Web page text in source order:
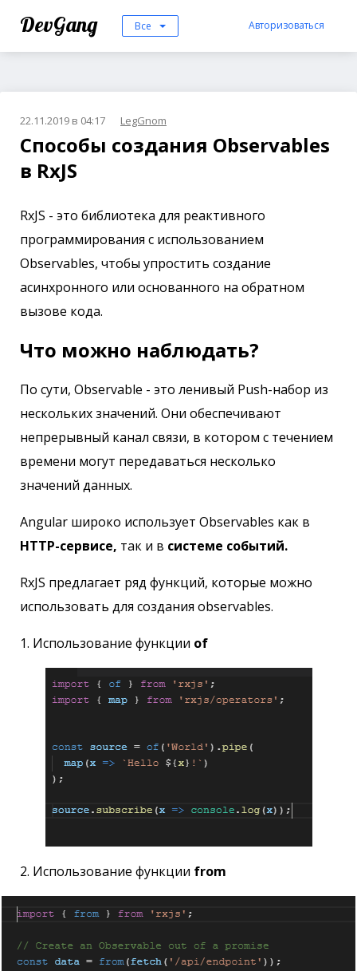
DevGang Все Авторизоваться
22.11.2019 в 04:17 LegGnom
Способы создания Observables
в RxJS
RxJS - это библиотека для реактивного
программирования с использованием
Observables, чтобы упростить создание
асинхронного или основанного на обратном
вызове кода.
Что можно наблюдать?
По сути, Observable - это ленивый Push-набор из
нескольких значений. Они обеспечивают
непрерывный канал связи, в котором с течением
времени могут передаваться несколько
значений данных.
Angular широко использует Observables как в
HTTP-сервисе, так и в системе событий.
RxJS предлагает ряд функций, которые можно
использовать для создания observables.
1. Использование функции of
2. Использование функции from